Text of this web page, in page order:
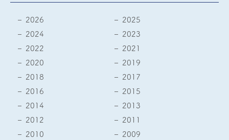
2026
2025
2024
2023
2022
2021
2020
2019
2018
2017
2016
2015
2014
2013
2012
2011
2010
2009